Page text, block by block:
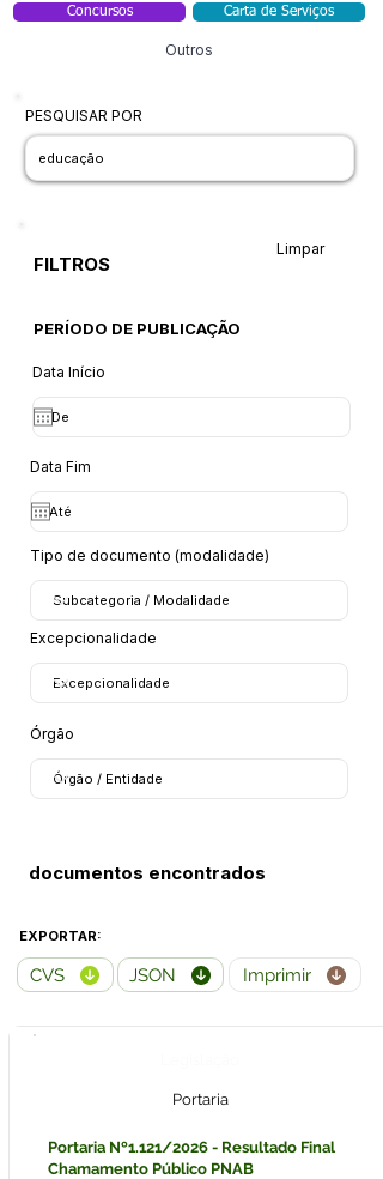
Concursos Carta de Serviços
Outros
PESQUISAR POR
FILTROS
Limpar
PERÍODO DE PUBLICAÇÃO
Data Início
Data Fim
Tipo de documento (modalidade)
Excepcionalidade
Órgão
documentos encontrados
EXPORTAR:
CVS JSON Imprimir
Portaria
Portaria Nº1.121/2026 - Resultado Final
Chamamento Público PNAB